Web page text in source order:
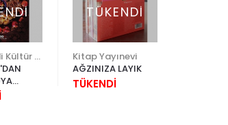
TÜKENDİ
Kitap Yayınevi
AĞZINIZA LAYIK
TÜKENDİ